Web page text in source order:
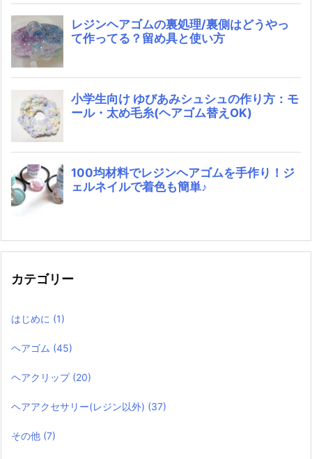
カテゴリー
はじめに (1)
ヘアゴム (45)
ヘアクリップ (20)
ヘアアクセサリー(レジン以外) (37)
その他 (7)